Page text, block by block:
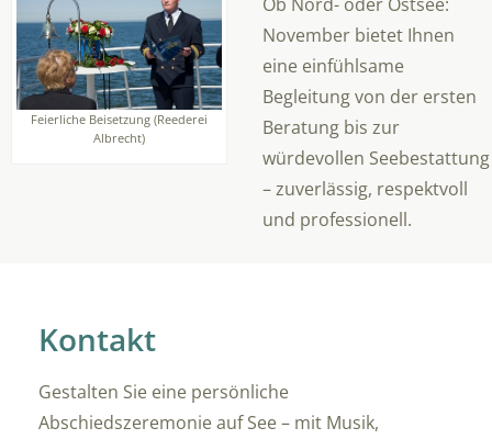
November bietet Ihnen
eine einfühlsame
Begleitung von der ersten
Beratung bis zur
würdevollen Seebestattung
– zuverlässig, respektvoll
und professionell.
Feierliche Beisetzung (Reederei
Albrecht)
Kontakt
Gestalten Sie eine persönliche
Abschiedszeremonie auf See – mit Musik,